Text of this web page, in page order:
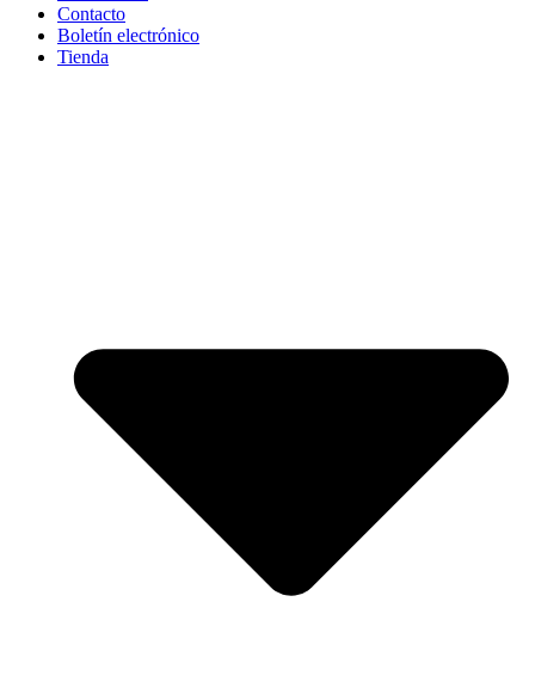
Contacto
Boletín electrónico
Tienda